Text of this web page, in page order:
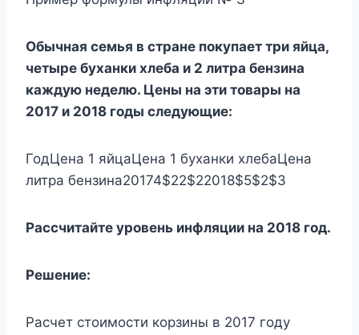
Обычная семья в стране покупает три яйца,
четыре буханки хлеба и 2 литра бензина
каждую неделю. Цены на эти товары на
2017 и 2018 годы следующие:
ГодЦена 1 яйцаЦена 1 буханки хлебаЦена
литра бензина20174$22$22018$5$2$3
Рассчитайте уровень инфляции на 2018 год.
Решение:
Расчет стоимости корзины в 2017 году